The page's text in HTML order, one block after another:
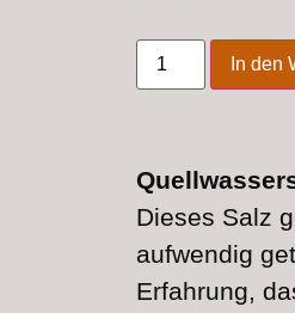
In den
Dieses Salz
aufwendig
Erfahrung,